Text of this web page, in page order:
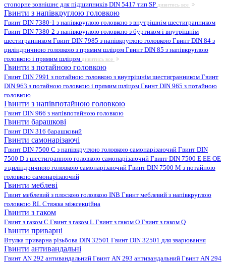
стопорне зовнішнє для підшипників DIN 5417 тип SP дивитись все
Гвинти з напівкруглою головкою
Гвинт DIN 7380-1 з напівкруглою головкою з внутрішнім шестигранником
Гвинт DIN 7380-2 з напівкруглою головкою з буртиком і внутрішнім
шестигранником Гвинт DIN 7985 з напівкруглою головкою Гвинт DIN 84 з
циліндричною головкою з прямим шліцом Гвинт DIN 85 з напівкруглою
головкою і прямим шліцом дивитись все
Гвинти з потайною головкою
Гвинт DIN 7991 з потайною головкою з внутрішнім шестигранником Гвинт
DIN 963 з потайною головкою і прямим шліцом Гвинт DIN 965 з потайною
головкою
Гвинти з напівпотайною головкою
Гвинт DIN 966 з напівпотайною головкою
Гвинти барашкові
Гвинт DIN 316 барашковий
Гвинти самонарізаючі
Гвинт DIN 7500 C з напівкруглою головкою самонарізаючий Гвинт DIN
7500 D з шестигранною головкою самонарізаючий Гвинт DIN 7500 E EE OE
з циліндричною головкою самонарізаючий Гвинт DIN 7500 M з потайною
головкою самонарізаючий
Гвинти меблеві
Гвинт меблевий з плоскою головкою INB Гвинт меблевий з напівкруглою
головкою RL Стяжка міжсекційна
Гвинти з гаком
Гвинт з гаком C Гвинт з гаком L Гвинт з гаком O Гвинт з гаком Q
Гвинти приварні
Втулка приварна різьбова DIN 32501 Гвинт DIN 32501 для зварювання
Гвинти антивандальні
Гвинт AN 292 антивандальний Гвинт AN 293 антивандальний Гвинт AN 294